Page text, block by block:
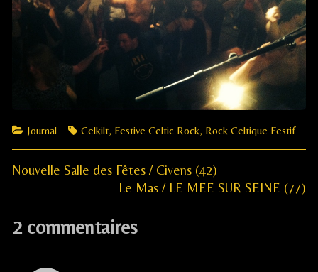
Categories
Journal Tags
Celkilt, Festive Celtic Rock, Rock Celtique Festif
Navigation
l’article
Previous
Nouvelle Salle des Fêtes / Civens (42)
Next
Le Mas / LE MEE SUR SEINE (77)
2 commentaires